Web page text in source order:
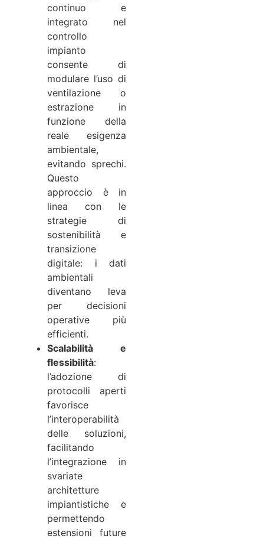
continuo e
integrato nel
controllo
impianto
consente di
modulare l’uso di
ventilazione o
estrazione in
funzione della
reale esigenza
ambientale,
evitando sprechi.
Questo
approccio è in
linea con le
strategie di
sostenibilità e
transizione
digitale: i dati
ambientali
diventano leva
per decisioni
operative più
efficienti.
Scalabilità e
flessibilità:
l’adozione di
protocolli aperti
favorisce
l’interoperabilità
delle soluzioni,
facilitando
l’integrazione in
svariate
architetture
impiantistiche e
permettendo
estensioni future